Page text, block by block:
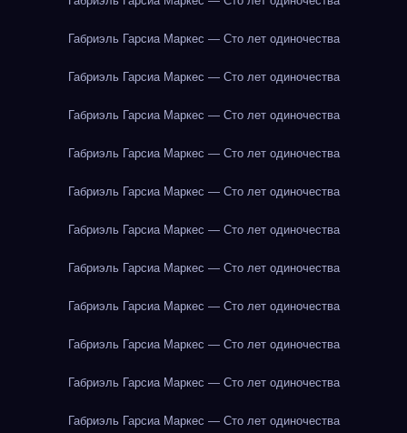
Габриэль Гарсиа Маркес — Сто лет одиночества
Габриэль Гарсиа Маркес — Сто лет одиночества
Габриэль Гарсиа Маркес — Сто лет одиночества
Габриэль Гарсиа Маркес — Сто лет одиночества
Габриэль Гарсиа Маркес — Сто лет одиночества
Габриэль Гарсиа Маркес — Сто лет одиночества
Габриэль Гарсиа Маркес — Сто лет одиночества
Габриэль Гарсиа Маркес — Сто лет одиночества
Габриэль Гарсиа Маркес — Сто лет одиночества
Габриэль Гарсиа Маркес — Сто лет одиночества
Габриэль Гарсиа Маркес — Сто лет одиночества